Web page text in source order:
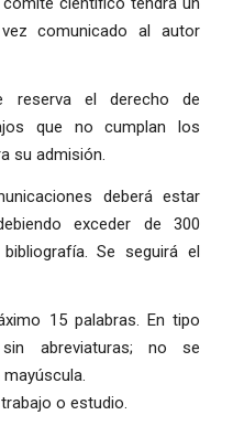
comunicado al autor
reserva el derecho de
que no cumplan los
su admisión.
deberá estar
exceder de 300
Se seguirá el
15 palabras. En tipo
abreviaturas; no se
o estudio.